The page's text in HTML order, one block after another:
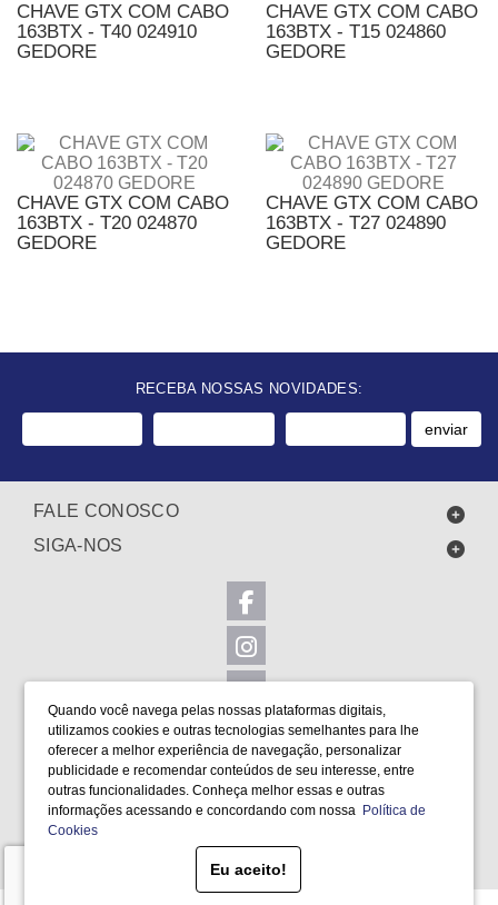
Quando você navega pelas nossas plataformas digitais,
utilizamos cookies e outras tecnologias semelhantes para lhe
oferecer a melhor experiência de navegação, personalizar
publicidade e recomendar conteúdos de seu interesse, entre
outras funcionalidades. Conheça melhor essas e outras
informações acessando e concordando com nossa Política de
Cookies
Eu aceito!
CHAVE GTX COM CABO
163BTX - T40 024910
GEDORE
CHAVE GTX COM CABO
163BTX - T15 024860
GEDORE
CHAVE GTX COM CABO
163BTX - T20 024870
GEDORE
CHAVE GTX COM CABO
163BTX - T27 024890
GEDORE
RECEBA NOSSAS NOVIDADES:
enviar
FALE CONOSCO
SIGA-NOS
LOCALIZAÇÃO
FORMAS DE PAGAMENTO